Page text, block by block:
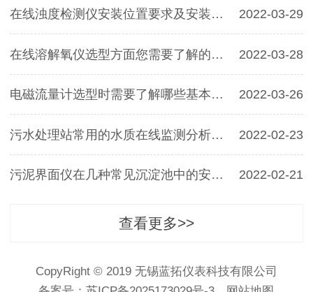
在线浊度检测仪安装位置要求及安装方法图片详解 2022-03-29
在线溶解氧仪选型方面您需要了解的一些相关资料汇总 2022-03-28
电磁流量计选型时需要了解哪些基本参数？ 2022-03-26
污水处理站常用的水质在线监测分析仪表有哪些？ 2022-02-23
污泥界面仪在几种常见沉淀池中的安装解决方案 2022-02-21
查看更多>>
CopyRight © 2019 无锡蓝拓仪表科技有限公司